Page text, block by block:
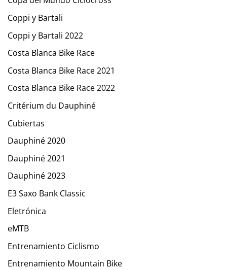
Coppi y Bartali
Coppi y Bartali 2022
Costa Blanca Bike Race
Costa Blanca Bike Race 2021
Costa Blanca Bike Race 2022
Critérium du Dauphiné
Cubiertas
Dauphiné 2020
Dauphiné 2021
Dauphiné 2023
E3 Saxo Bank Classic
Eletrónica
eMTB
Entrenamiento Ciclismo
Entrenamiento Mountain Bike